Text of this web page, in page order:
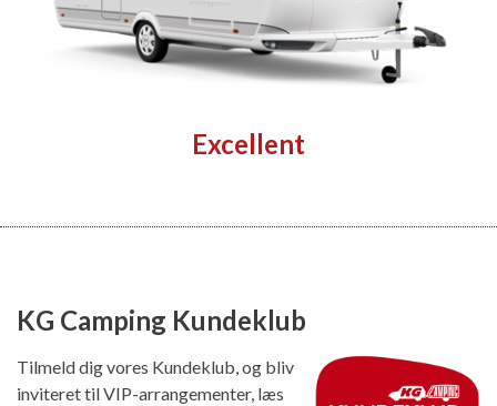
Excellent
KG Camping Kundeklub
Tilmeld dig vores Kundeklub, og bliv
inviteret til VIP-arrangementer, læs